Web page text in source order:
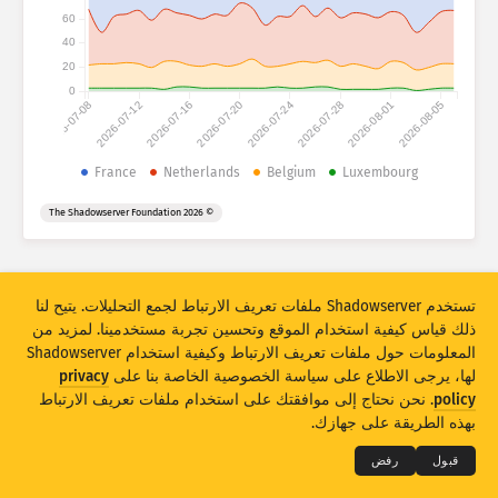
Attack statistics: Devices
مجموعة البيانات
العلامة
Stacking مكدس متراكب
إعادة ضبط
تنزيل بتنسيق PNG
2026-07-082026-07-122026-07-162026-07-202026-07-242026-07-282026-08-012026-08-05
0
20
40
60
France Netherlands Belgium Luxembourg
© 2026 The Shadowserver Foundation
© 2026
THE SHADOWSERVER FOUNDATION
الخصوصية والشروط
الاتصال بنا الاعتمادات
تستخدم Shadowserver ملفات تعريف الارتباط لجمع التحليلات. يتيح لنا
ذلك قياس كيفية استخدام الموقع وتحسين تجربة مستخدمينا. لمزيد من
المعلومات حول ملفات تعريف الارتباط وكيفية استخدام Shadowserver
لها، يرجى الاطلاع على سياسة الخصوصية الخاصة بنا على privacy
policy. نحن نحتاج إلى موافقتك على استخدام ملفات تعريف الارتباط
بهذه الطريقة على جهازك.
قبول رفض